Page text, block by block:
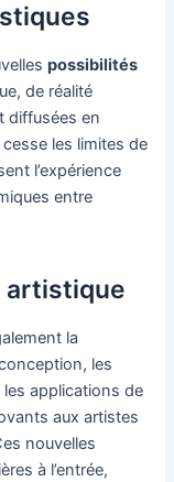
possibilités
de réalité
diffusées en
les limites de
l’expérience
entre
artistique
la
les
applications de
aux artistes
nouvelles
à l’entrée,